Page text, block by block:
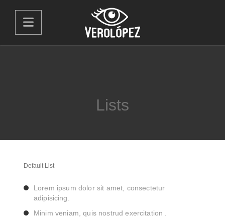
Lists
Default List
Lorem ipsum dolor sit amet, consectetur
adipisicing.
Minim veniam, quis nostrud exercitation .